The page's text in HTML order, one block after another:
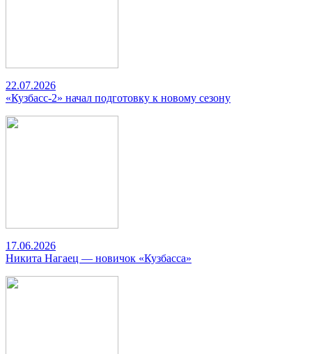
22.07.2026
«Кузбасс-2» начал подготовку к новому сезону
17.06.2026
Никита Нагаец — новичок «Кузбасса»